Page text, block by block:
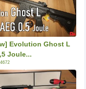
Evolution Ghost L
Joule...